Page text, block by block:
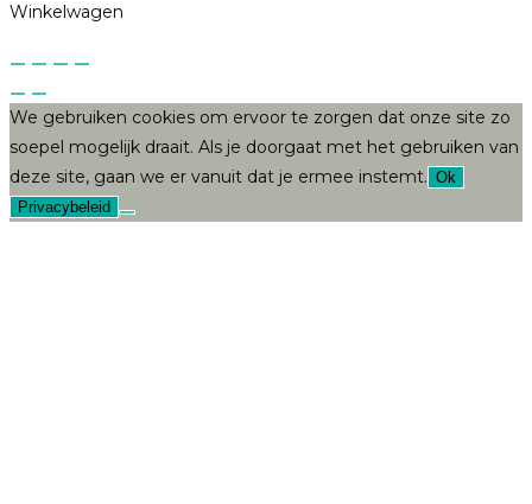
Winkelwagen
We gebruiken cookies om ervoor te zorgen dat onze site zo
soepel mogelijk draait. Als je doorgaat met het gebruiken van
deze site, gaan we er vanuit dat je ermee instemt. Ok
Privacybeleid